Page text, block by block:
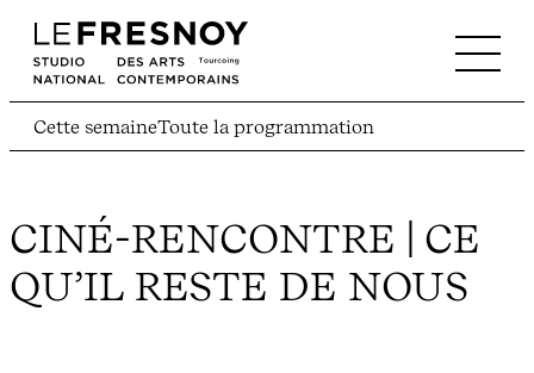
Cette semaineToute la programmation
CINÉ-RENCONTRE | CE
QU’IL RESTE DE NOUS